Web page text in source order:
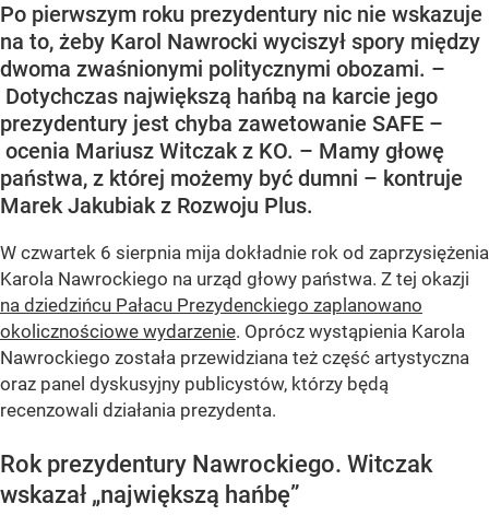
Po pierwszym roku prezydentury nic nie wskazuje
na to, żeby Karol Nawrocki wyciszył spory między
dwoma zwaśnionymi politycznymi obozami. –
Dotychczas największą hańbą na karcie jego
prezydentury jest chyba zawetowanie SAFE –
ocenia Mariusz Witczak z KO. – Mamy głowę
państwa, z której możemy być dumni – kontruje
Marek Jakubiak z Rozwoju Plus.
W czwartek 6 sierpnia mija dokładnie rok od zaprzysiężenia
Karola Nawrockiego na urząd głowy państwa. Z tej okazji
na dziedzińcu Pałacu Prezydenckiego zaplanowano
okolicznościowe wydarzenie. Oprócz wystąpienia Karola
Nawrockiego została przewidziana też część artystyczna
oraz panel dyskusyjny publicystów, którzy będą
recenzowali działania prezydenta.
Rok prezydentury Nawrockiego. Witczak
wskazał „największą hańbę”